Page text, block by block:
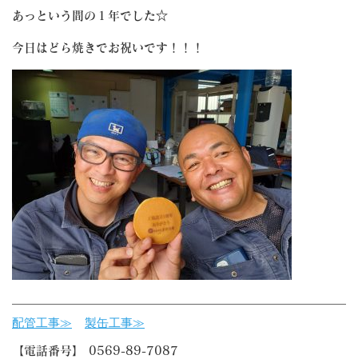
あっという間の１年でした☆
今日はどら焼きでお祝いです！！！
配管工事≫ 製缶工事≫
【電話番号】 0569-89-7087